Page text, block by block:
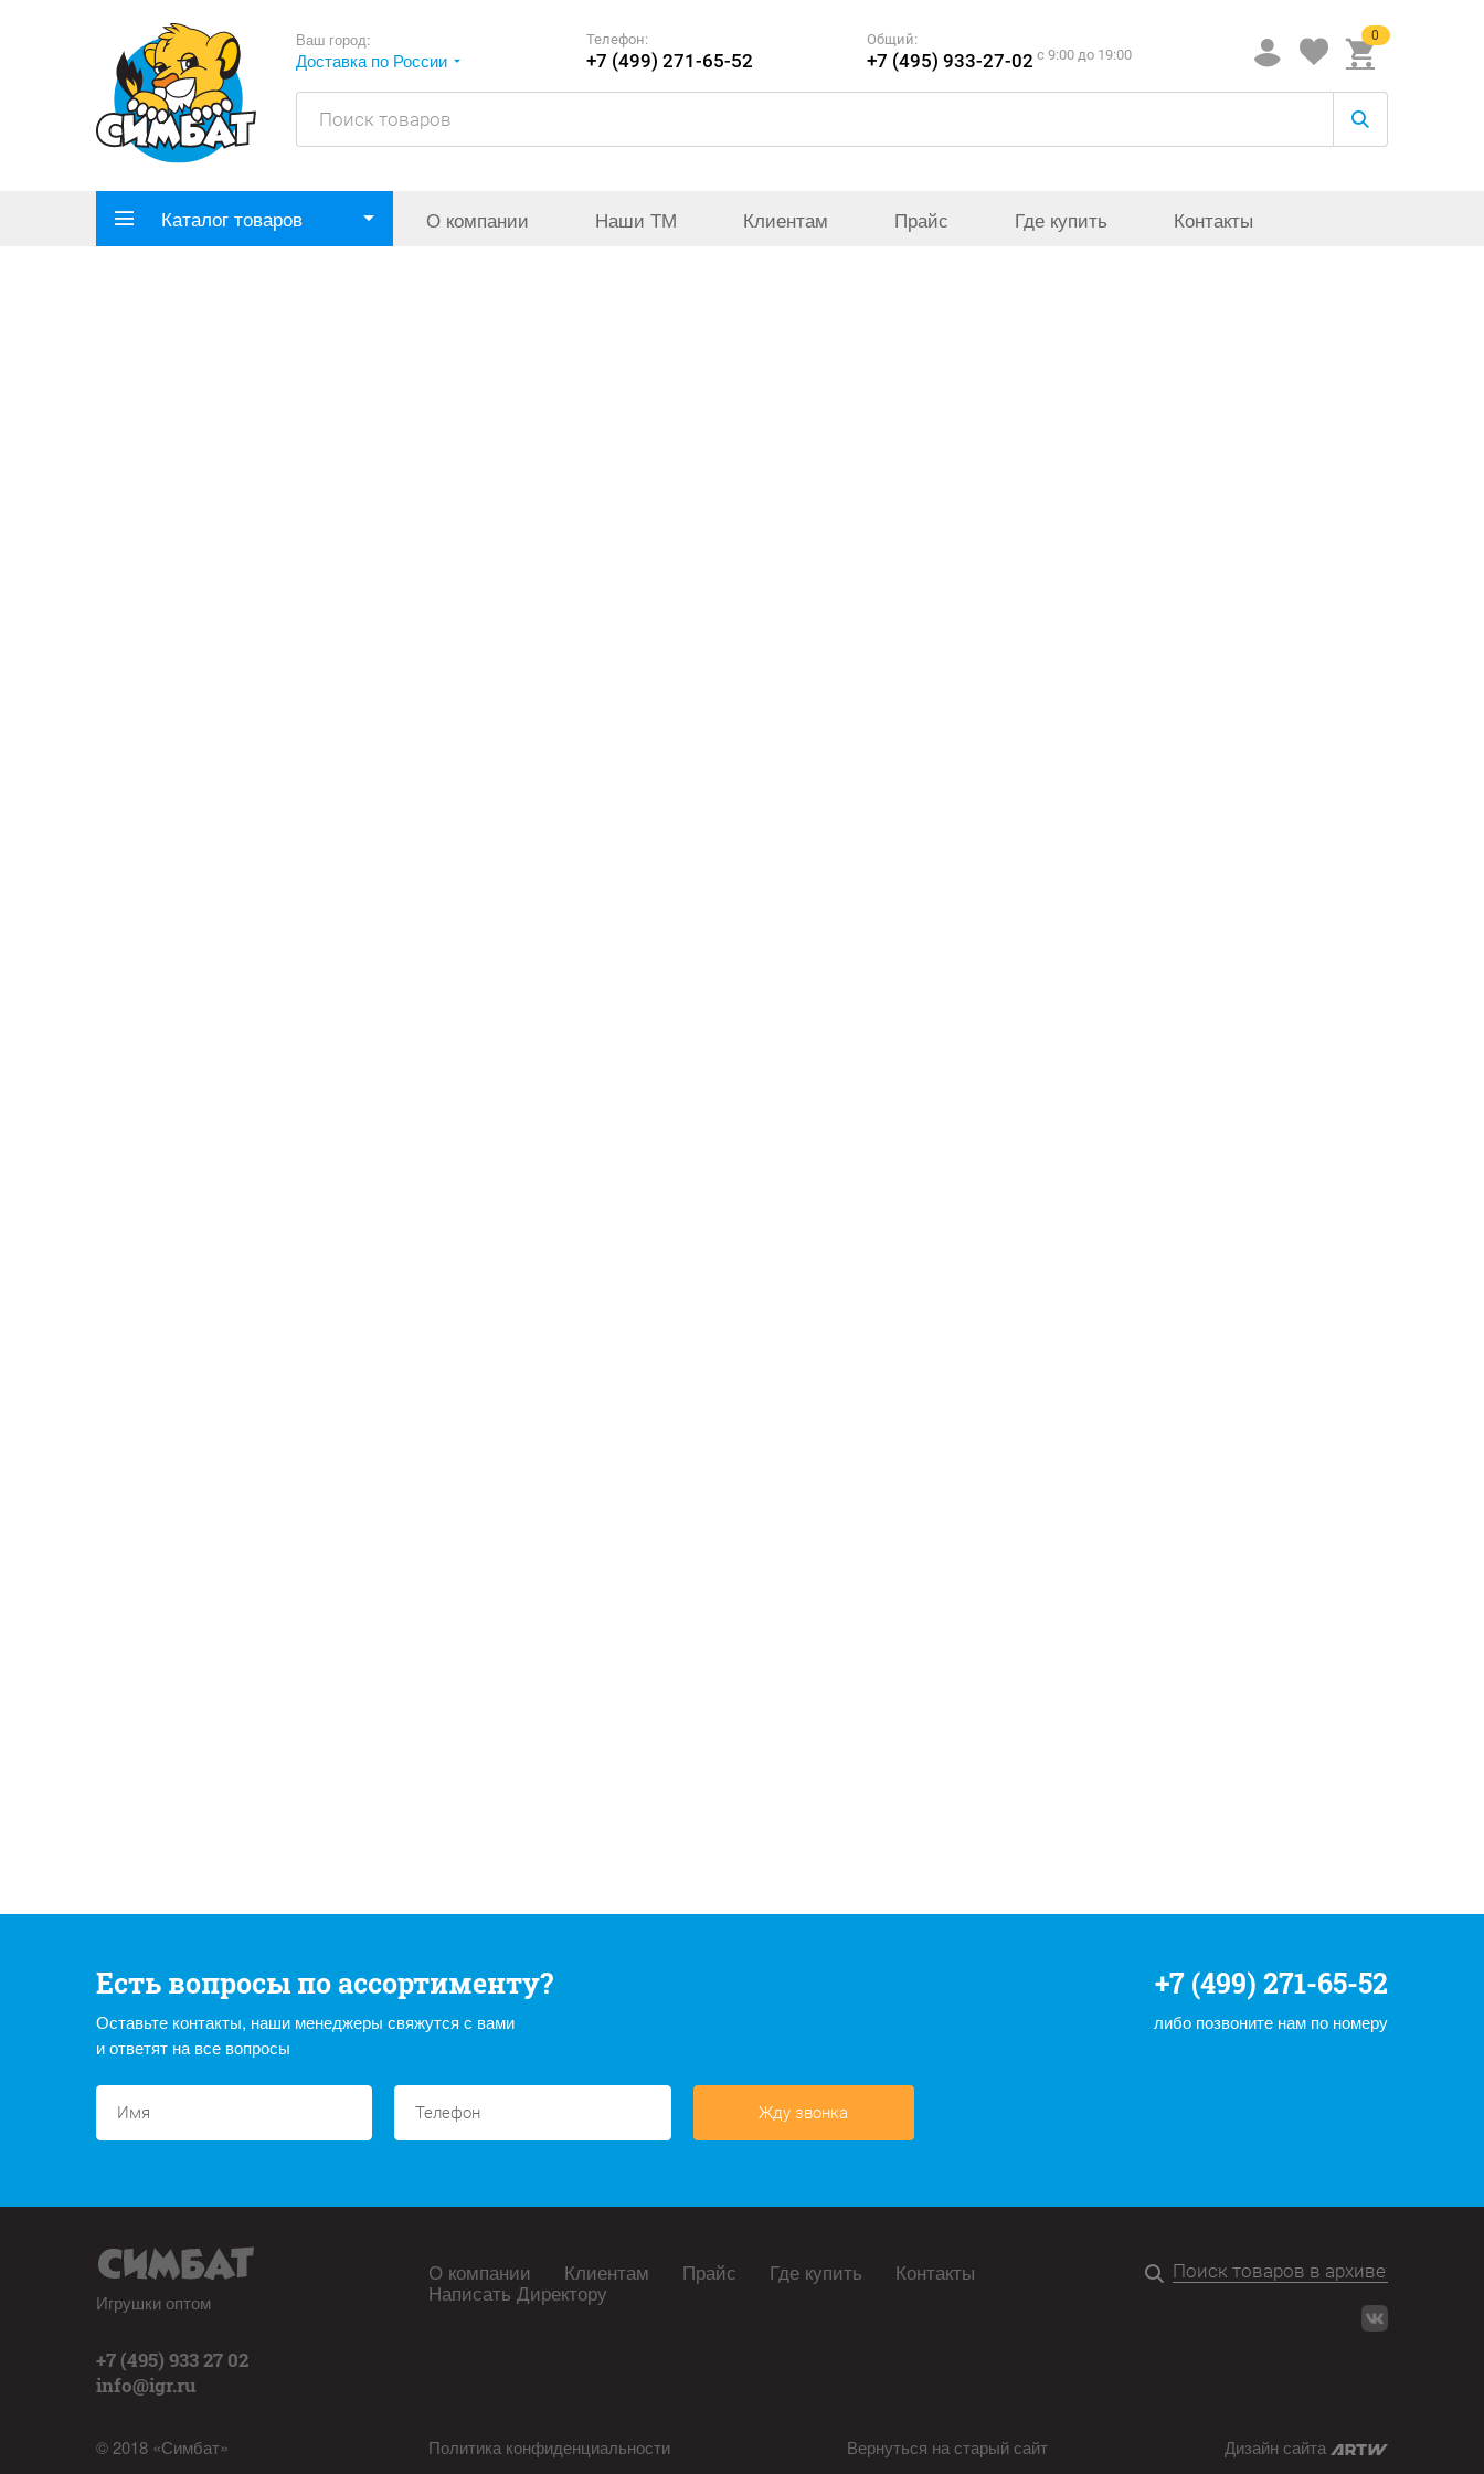
Ваш город:
Доставка по России
Телефон:
+7 (499) 271-65-52
Общий:
+7 (495) 933-27-02 c 9:00 до 19:00
0
Каталог товаров О компании Наши ТМ Клиентам Прайс Где купить Контакты
Есть вопросы по ассортименту?
Оставьте контакты, наши менеджеры свяжутся с вами
и ответят на все вопросы
+7 (499) 271-65-52
либо позвоните нам по номеру
Жду звонка
Игрушки оптом
+7 (495) 933 27 02
info@igr.ru
© 2018 «Симбат»
О компании Клиентам Прайс Где купить Контакты
Написать Директору
Политика конфиденциальности Вернуться на старый сайт Дизайн сайта